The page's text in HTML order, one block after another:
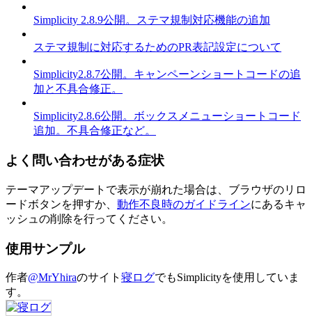
Simplicity 2.8.9公開。ステマ規制対応機能の追加
ステマ規制に対応するためのPR表記設定について
Simplicity2.8.7公開。キャンペーンショートコードの追
加と不具合修正。
Simplicity2.8.6公開。ボックスメニューショートコード
追加。不具合修正など。
よく問い合わせがある症状
テーマアップデートで表示が崩れた場合は、ブラウザのリロ
ードボタンを押すか、 動作不良時のガイドラインにあるキャ
ッシュの削除を行ってください。
使用サンプル
作者@MrYhiraのサイト 寝ログでもSimplicityを使用していま
す。